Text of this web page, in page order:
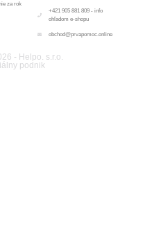
za rok
+421 905 881 809 - info
ohľadom e-shopu
obchod@prvapomoc.online
- Helpo. s.r.o.
podnik